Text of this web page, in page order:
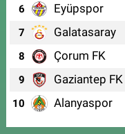
6 Eyüpspor
7 Galatasaray
8 Çorum FK
9 Gaziantep FK
10 Alanyaspor